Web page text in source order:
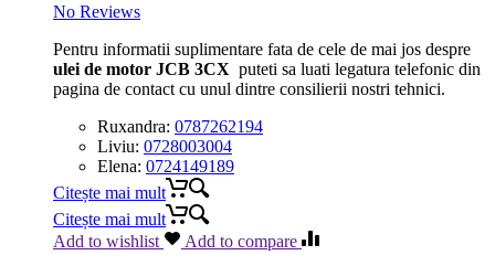
No Reviews
Pentru informatii suplimentare fata de cele de mai jos despre
ulei de motor JCB 3CX puteti sa luati legatura telefonic din
pagina de contact cu unul dintre consilierii nostri tehnici.
Ruxandra: 0787262194
Liviu: 0728003004
Elena: 0724149189
Citește mai mult
Citește mai mult
Add to wishlist
Add to compare